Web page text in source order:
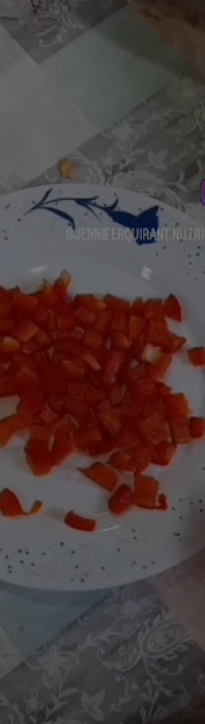
la receta
dados pequeños y
con aceite de